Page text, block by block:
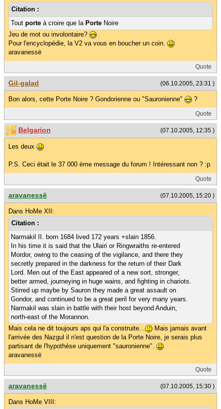
Citation :
Tout porte à croire que la Porte Noire
Jeu de mot ou involontaire?
Pour l'encyclopédie, la V2 va vous en boucher un coin.
aravanessë
Quote
(06.10.2005, 23:31 )
Gil-galad
Bon alors, cette Porte Noire ? Gondorienne ou "Sauronienne" ?
Quote
(07.10.2005, 12:35 )
Belgarion
Les deux
P.S. Ceci était le 37 000 ème message du forum ! Intéressant non ? :p
Quote
(07.10.2005, 15:20 )
aravanessë
Dans HoMe XII:
Citation :
Narmakil II. born 1684 lived 172 years +slain 1856.
In his time it is said that the Ulairi or Ringwraiths re-entered
Mordor, owing to the ceasing of the vigilance, and there they
secretly prepared in the darkness for the return of their Dark
Lord. Men out of the East appeared of a new sort, stronger,
better armed, journeying in huge wains, and fighting in chariots.
Stirred up maybe by Sauron they made a great assault on
Gondor, and continued to be a great peril for very many years.
Narmakil was slain in battle with their host beyond Anduin,
north-east of the Morannon.
Mais cela ne dit toujours aps qui l'a construite...
Mais jamais avant
l'arrivée des Nazgul il n'est question de la Porte Noire, je serais plus
partisant de l'hypothèse uniquement "sauronienne".
aravanessë
Quote
(07.10.2005, 15:30 )
aravanessë
Dans HoMe VIII: